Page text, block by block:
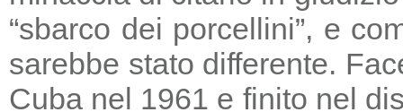
“sbarco dei porcellini”, e
sarebbe stato differente.
Cuba nel 1961 e finito nel